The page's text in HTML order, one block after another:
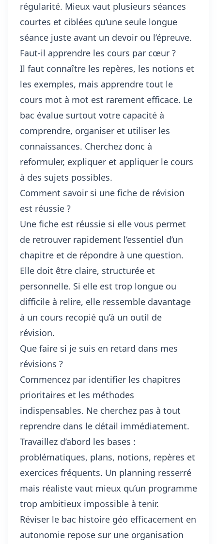
régularité. Mieux vaut plusieurs séances
courtes et ciblées qu’une seule longue
séance juste avant un devoir ou l’épreuve.
Faut-il apprendre les cours par cœur ?
Il faut connaître les repères, les notions et
les exemples, mais apprendre tout le
cours mot à mot est rarement efficace. Le
bac évalue surtout votre capacité à
comprendre, organiser et utiliser les
connaissances. Cherchez donc à
reformuler, expliquer et appliquer le cours
à des sujets possibles.
Comment savoir si une fiche de révision
est réussie ?
Une fiche est réussie si elle vous permet
de retrouver rapidement l’essentiel d’un
chapitre et de répondre à une question.
Elle doit être claire, structurée et
personnelle. Si elle est trop longue ou
difficile à relire, elle ressemble davantage
à un cours recopié qu’à un outil de
révision.
Que faire si je suis en retard dans mes
révisions ?
Commencez par identifier les chapitres
prioritaires et les méthodes
indispensables. Ne cherchez pas à tout
reprendre dans le détail immédiatement.
Travaillez d’abord les bases :
problématiques, plans, notions, repères et
exercices fréquents. Un planning resserré
mais réaliste vaut mieux qu’un programme
trop ambitieux impossible à tenir.
Réviser le bac histoire géo efficacement en
autonomie repose sur une organisation